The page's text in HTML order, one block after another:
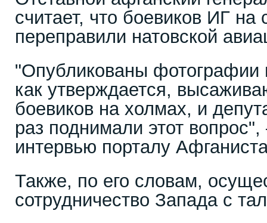
считает, что боевиков ИГ на
переправили натовской
"Опубликованы фотографии
как утверждается,
боевиков на холмах, и
раз поднимали этот
интервью порталу
Также, по его словам,
сотрудничество Запада с